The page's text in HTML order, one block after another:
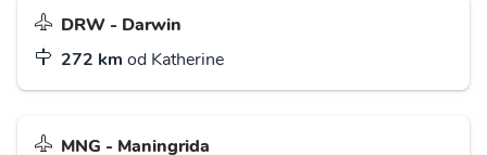
DRW - Darwin
272 km od Katherine
MNG - Maningrida